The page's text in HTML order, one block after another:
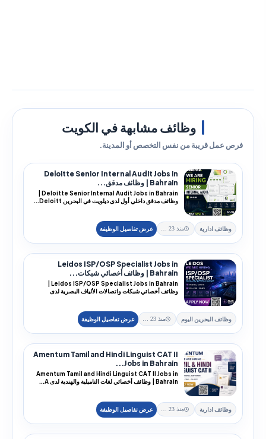
وظائف مشابهة في الكويت
فرص عمل قريبة من نفس التخصص أو المدينة.
Deloitte Senior Internal Audit Jobs in
Bahrain | وظائف مدقق...
وظائف مدقق داخلي أول لدى ديلويت في البحرين Deloitt...
وظائف ادارية منذ 23 يوم
Leidos ISP/OSP Specialist Jobs in
Bahrain | وظائف أخصائي شبكات...
وظائف أخصائي شبكات واتصالات الألياف البصرية لدى
وظائف البحرين اليوم منذ 23 يوم
Amentum Tamil and Hindi Linguist CAT II
Jobs in Bahrain...
Amentum Tamil and Hindi Linguist CAT II Jobs in
Bahrain | وظائف أخصائي لغات التاميلية والهندية لدى A...
وظائف ادارية منذ 23 يوم